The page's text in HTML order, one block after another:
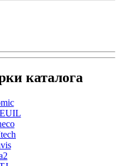
каталога